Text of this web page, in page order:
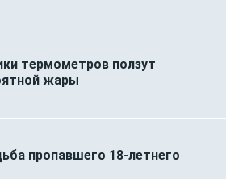
термометров ползут
жары
пропавшего 18-летнего